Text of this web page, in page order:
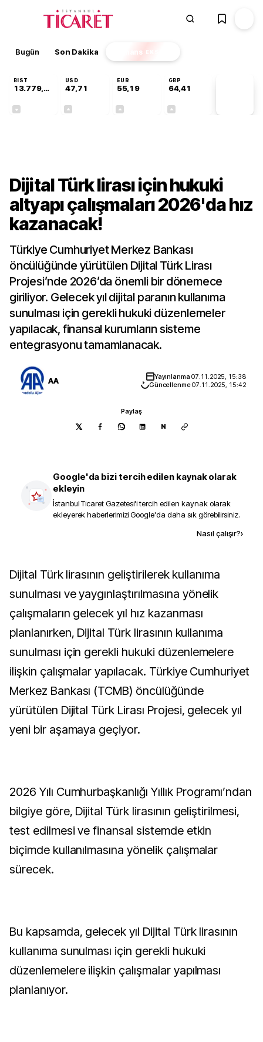
Bugün Son Dakika Finans EKSTRA
BIST
13.779,39
USD
47,71
EUR
55,19
GBP
64,41
Dijital Türk lirası için hukuki
altyapı çalışmaları 2026'da hız
kazanacak!
Türkiye Cumhuriyet Merkez Bankası
öncülüğünde yürütülen Dijital Türk Lirası
Projesi’nde 2026’da önemli bir dönemece
giriliyor. Gelecek yıl dijital paranın kullanıma
sunulması için gerekli hukuki düzenlemeler
yapılacak, finansal kurumların sisteme
entegrasyonu tamamlanacak.
AA Yayınlanma07.11.2025, 15:38
Güncellenme07.11.2025, 15:42
Paylaş
N
Google'da bizi tercih edilen kaynak olarak
ekleyin
İstanbul Ticaret Gazetesi'i tercih edilen kaynak olarak
ekleyerek haberlerimizi Google'da daha sık görebilirsiniz.
Nasıl çalışır?›
Dijital Türk lirasının geliştirilerek kullanıma
sunulması ve yaygınlaştırılmasına yönelik
çalışmaların gelecek yıl hız kazanması
planlanırken, Dijital Türk lirasının kullanıma
sunulması için gerekli hukuki düzenlemelere
ilişkin çalışmalar yapılacak. Türkiye Cumhuriyet
Merkez Bankası (TCMB) öncülüğünde
yürütülen Dijital Türk Lirası Projesi, gelecek yıl
yeni bir aşamaya geçiyor.
2026 Yılı Cumhurbaşkanlığı Yıllık Programı’ndan
bilgiye göre, Dijital Türk lirasının geliştirilmesi,
test edilmesi ve finansal sistemde etkin
biçimde kullanılmasına yönelik çalışmalar
sürecek.
Bu kapsamda, gelecek yıl Dijital Türk lirasının
kullanıma sunulması için gerekli hukuki
düzenlemelere ilişkin çalışmalar yapılması
planlanıyor.